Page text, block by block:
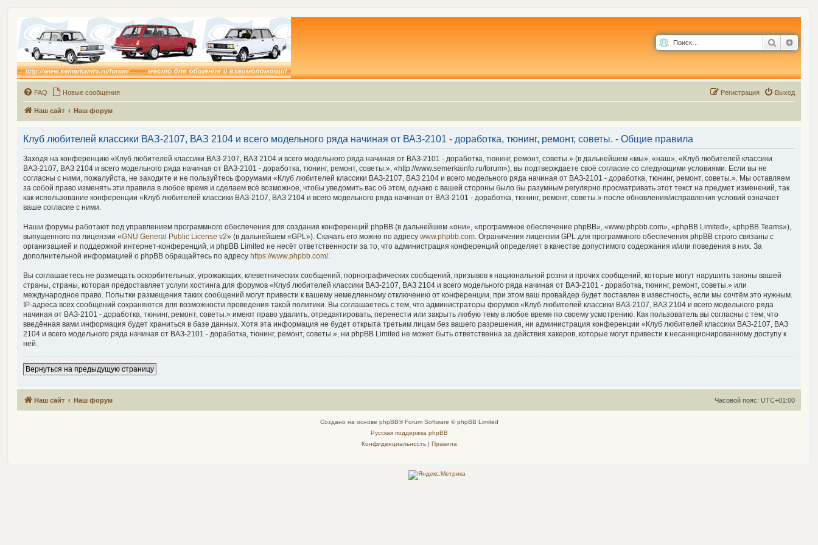
Поиск
FAQ Новые сообщения Выход
Регистрация
Наш сайт Наш форум
Клуб любителей классики ВАЗ-2107, ВАЗ 2104 и всего модельного ряда начиная от ВАЗ-2101 - доработка, тюнинг, ремонт, советы. - Общие правила
Заходя на конференцию «Клуб любителей классики ВАЗ-2107, ВАЗ 2104 и всего модельного ряда начиная от ВАЗ-2101 - доработка, тюнинг, ремонт, советы.» (в дальнейшем «мы», «наш», «Клуб любителей классики
ВАЗ-2107, ВАЗ 2104 и всего модельного ряда начиная от ВАЗ-2101 - доработка, тюнинг, ремонт, советы.», «http://www.semerkainfo.ru/forum»), вы подтверждаете своё согласие со следующими условиями. Если вы не
согласны с ними, пожалуйста, не заходите и не пользуйтесь форумами «Клуб любителей классики ВАЗ-2107, ВАЗ 2104 и всего модельного ряда начиная от ВАЗ-2101 - доработка, тюнинг, ремонт, советы.». Мы оставляем
за собой право изменять эти правила в любое время и сделаем всё возможное, чтобы уведомить вас об этом, однако с вашей стороны было бы разумным регулярно просматривать этот текст на предмет изменений, так
как использование конференции «Клуб любителей классики ВАЗ-2107, ВАЗ 2104 и всего модельного ряда начиная от ВАЗ-2101 - доработка, тюнинг, ремонт, советы.» после обновления/исправления условий означает
ваше согласие с ними.
Наши форумы работают под управлением программного обеспечения для создания конференций phpBB (в дальнейшем «они», «программное обеспечение phpBB», «www.phpbb.com», «phpBB Limited», «phpBB Teams»),
выпущенного по лицензии «GNU General Public License v2» (в дальнейшем «GPL»). Скачать его можно по адресу www.phpbb.com. Ограничения лицензии GPL для программного обеспечения phpBB строго связаны с
организацией и поддержкой интернет-конференций, и phpBB Limited не несёт ответственности за то, что администрация конференций определяет в качестве допустимого содержания и/или поведения в них. За
дополнительной информацией о phpBB обращайтесь по адресу https://www.phpbb.com/.
Вы соглашаетесь не размещать оскорбительных, угрожающих, клеветнических сообщений, порнографических сообщений, призывов к национальной розни и прочих сообщений, которые могут нарушить законы вашей
страны, страны, которая предоставляет услуги хостинга для форумов «Клуб любителей классики ВАЗ-2107, ВАЗ 2104 и всего модельного ряда начиная от ВАЗ-2101 - доработка, тюнинг, ремонт, советы.» или
международное право. Попытки размещения таких сообщений могут привести к вашему немедленному отключению от конференции, при этом ваш провайдер будет поставлен в известность, если мы сочтём это нужным.
IP-адреса всех сообщений сохраняются для возможности проведения такой политики. Вы соглашаетесь с тем, что администраторы форумов «Клуб любителей классики ВАЗ-2107, ВАЗ 2104 и всего модельного ряда
начиная от ВАЗ-2101 - доработка, тюнинг, ремонт, советы.» имеют право удалить, отредактировать, перенести или закрыть любую тему в любое время по своему усмотрению. Как пользователь вы согласны с тем, что
введённая вами информация будет храниться в базе данных. Хотя эта информация не будет открыта третьим лицам без вашего разрешения, ни администрация конференции «Клуб любителей классики ВАЗ-2107, ВАЗ
2104 и всего модельного ряда начиная от ВАЗ-2101 - доработка, тюнинг, ремонт, советы.», ни phpBB Limited не может быть ответственна за действия хакеров, которые могут привести к несанкционированному доступу к
ней.
Вернуться на предыдущую страницу
Наш сайт Наш форум Часовой пояс: UTC+01:00
Создано на основе phpBB® Forum Software © phpBB Limited
Русская поддержка phpBB
Конфиденциальность| Правила